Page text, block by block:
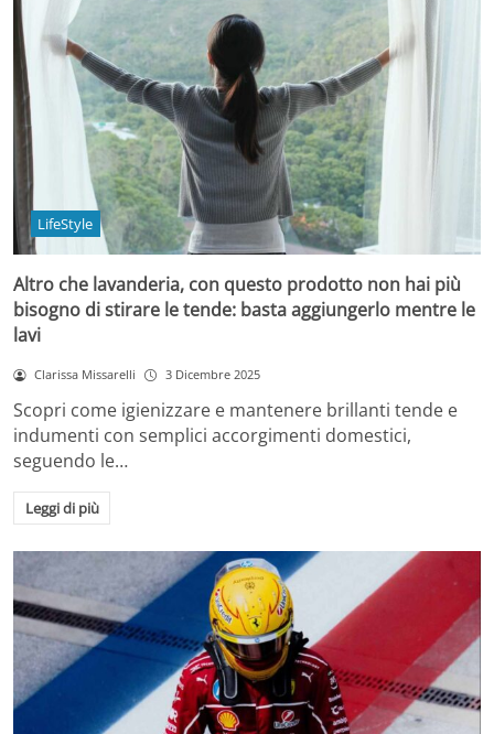
LifeStyle
Altro che lavanderia, con questo prodotto non hai più
bisogno di stirare le tende: basta aggiungerlo mentre le
lavi
Clarissa Missarelli 3 Dicembre 2025
Scopri come igienizzare e mantenere brillanti tende e
indumenti con semplici accorgimenti domestici,
seguendo le…
Leggi di più